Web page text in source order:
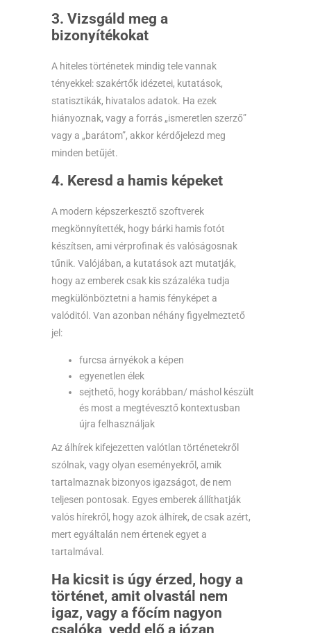
3. Vizsgáld meg a
bizonyítékokat
A hiteles történetek mindig tele vannak
tényekkel: szakértők idézetei, kutatások,
statisztikák, hivatalos adatok. Ha ezek
hiányoznak, vagy a forrás „ismeretlen szerző”
vagy a „barátom”, akkor kérdőjelezd meg
minden betűjét.
4. Keresd a hamis képeket
A modern képszerkesztő szoftverek
megkönnyítették, hogy bárki hamis fotót
készítsen, ami vérprofinak és valóságosnak
tűnik. Valójában, a kutatások azt mutatják,
hogy az emberek csak kis százaléka tudja
megkülönböztetni a hamis fényképet a
valóditól. Van azonban néhány figyelmeztető
jel:
furcsa árnyékok a képen
egyenetlen élek
sejthető, hogy korábban/ máshol készült
és most a megtévesztő kontextusban
újra felhasználjak
Az álhírek kifejezetten valótlan történetekről
szólnak, vagy olyan eseményekről, amik
tartalmaznak bizonyos igazságot, de nem
teljesen pontosak. Egyes emberek állíthatják
valós hírekről, hogy azok álhírek, de csak azért,
mert egyáltalán nem értenek egyet a
tartalmával.
Ha kicsit is úgy érzed, hogy a
történet, amit olvastál nem
igaz, vagy a főcím nagyon
csalóka, vedd elő a józan